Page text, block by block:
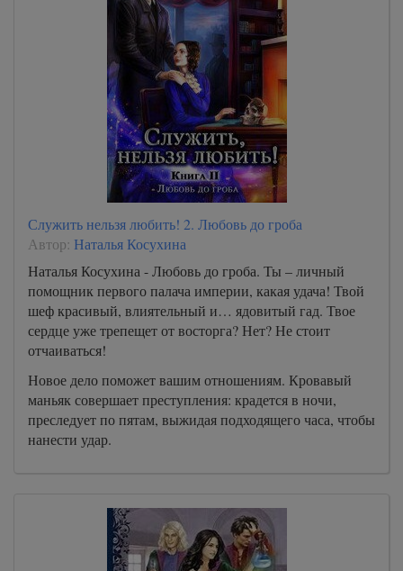
Служить нельзя любить! 2. Любовь до гроба
Автор: Наталья Косухина
Наталья Косухина - Любовь до гроба. Ты – личный
помощник первого палача империи, какая удача! Твой
шеф красивый, влиятельный и… ядовитый гад. Твое
сердце уже трепещет от восторга? Нет? Не стоит
отчаиваться!
Новое дело поможет вашим отношениям. Кровавый
маньяк совершает преступления: крадется в ночи,
преследует по пятам, выжидая подходящего часа, чтобы
нанести удар.